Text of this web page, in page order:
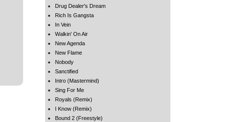
Drug Dealer's Dream
Rich Is Gangsta
In Vein
Walkin' On Air
New Agenda
New Flame
Nobody
Sanctified
Intro (Mastermind)
Sing For Me
Royals (Remix)
I Know (Remix)
Bound 2 (Freestyle)